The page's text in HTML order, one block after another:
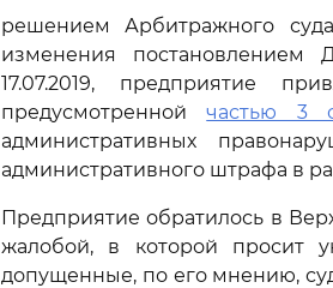
решением Арбитражного
изменения постановлением
17.07.2019, предприятие
предусмотреннойчастью 3
административных
административного штрафа в
Предприятие обратилось в
жалобой, в которой просит
допущенные, по его мнению,